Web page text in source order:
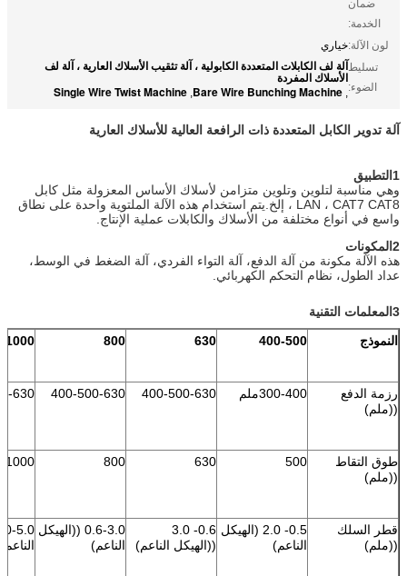
ضمان
الخدمة:
لون الآلة:خياري
تسليط
الضوء:
آلة لف الكابلات المتعددة الكابولية ، آلة تثقيب الأسلاك العارية ، آلة لف
الأسلاك المفردة
,
Bare Wire Bunching Machine
,
Single Wire Twist Machine
آلة تدوير الكابل المتعددة ذات الرافعة العالية للأسلاك العارية
1التطبيق
وهي مناسبة لتلوين وتلوين متزامن لأسلاك الأساس المعزولة مثل كابل
LAN ، CAT7 CAT8 ، إلخ.يتم استخدام هذه الآلة الملتوية واحدة على نطاق
واسع في أنواع مختلفة من الأسلاك والكابلات عملية الإنتاج.
2المكونات
هذه الآلة مكونة من آلة الدفع، آلة التواء الفردي، آلة الضغط في الوسط،
عداد الطول، نظام التحكم الكهربائي.
3المعلمات التقنية
النموذج
400-500
630
800
1000
رزمة الدفع
((ملم)
300-400ملم 400-500-630
400-500-630
630
طوق التقاط
((ملم)
500
630
800
1000
قطر السلك
((ملم)
0.5- 2.0 (الهيكل
الناعم)
0.6- 3.0
((الهيكل الناعم)
0.6-3.0 ((الهيكل
الناعم)
الناعم)